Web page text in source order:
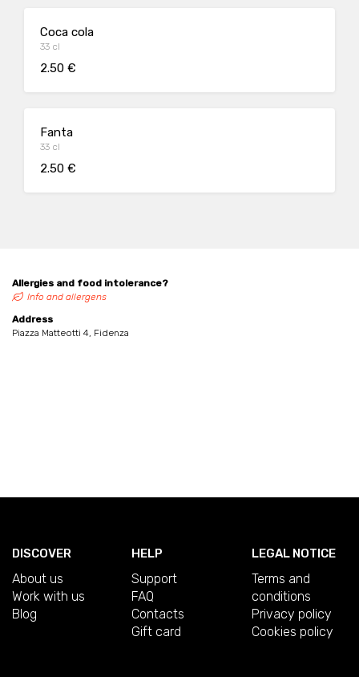
Coca cola
33 cl
2.50 €
Fanta
33 cl
2.50 €
Allergies and food intolerance?
Info and allergens
Address
Piazza Matteotti 4, Fidenza
DISCOVER
About us
Work with us
Blog
HELP
Support
FAQ
Contacts
Gift card
LEGAL NOTICE
Terms and
conditions
Privacy policy
Cookies policy